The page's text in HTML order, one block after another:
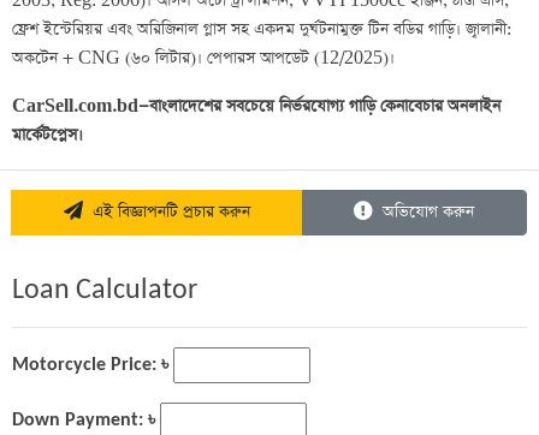
ফ্রেশ ইন্টেরিয়র এবং অরিজিনাল গ্লাস সহ একদম দুর্ঘটনামুক্ত টিন বডির গাড়ি। জ্বালানী:
অকটেন + CNG (৬০ লিটার)। পেপারস আপডেট (12/2025)।
CarSell.com.bd—বাংলাদেশের সবচেয়ে নির্ভরযোগ্য গাড়ি কেনাবেচার অনলাইন
মার্কেটপ্লেস।
এই বিজ্ঞাপনটি প্রচার করুন অভিযোগ করুন
Loan Calculator
Motorcycle Price: ৳
Down Payment: ৳